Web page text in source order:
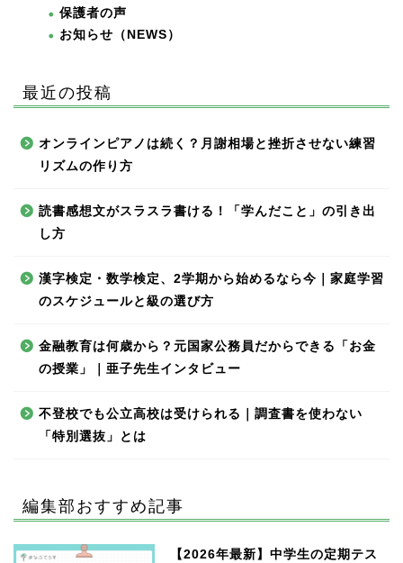
保護者の声
お知らせ（NEWS）
最近の投稿
オンラインピアノは続く？月謝相場と挫折させない練習
リズムの作り方
読書感想文がスラスラ書ける！「学んだこと」の引き出
し方
漢字検定・数学検定、2学期から始めるなら今｜家庭学習
のスケジュールと級の選び方
金融教育は何歳から？元国家公務員だからできる「お金
の授業」｜亜子先生インタビュー
不登校でも公立高校は受けられる｜調査書を使わない
「特別選抜」とは
編集部おすすめ記事
【2026年最新】中学生の定期テス